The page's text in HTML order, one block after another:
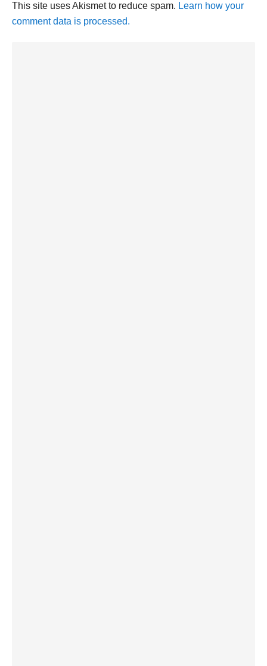
This site uses Akismet to reduce spam. Learn how your
comment data is processed.